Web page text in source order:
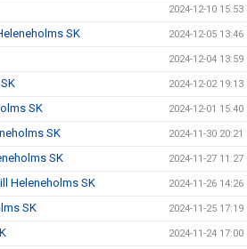
2024-12-10 15:53
SK 2024-12-05 13:46
2024-12-04 13:59
2024-12-02 19:13
SK 2024-12-01 15:40
SK 2024-11-30 20:21
SK 2024-11-27 11:27
Heleneholms SK 2024-11-26 14:26
SK 2024-11-25 17:19
2024-11-24 17:00